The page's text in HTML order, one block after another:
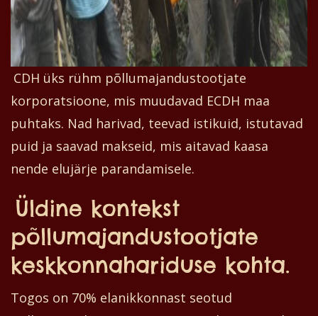
CDH üks rühm põllumajandustootjate
korporatsioone, mis muudavad ECDH maa
puhtaks. Nad harivad, teevad istikuid, istutavad
puid ja saavad makseid, mis aitavad kaasa
nende elujärje parandamisele.
Üldine kontekst
põllumajandustootjate
keskkonnahariduse kohta.
Togos on 70% elanikkonnast seotud